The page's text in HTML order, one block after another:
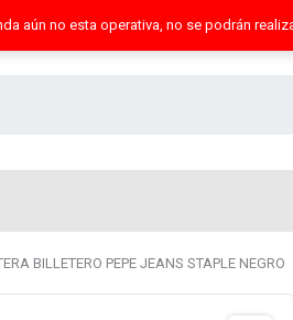
aún no esta operativa, no se podrán
BILLETERO PEPE JEANS STAPLE NEGRO